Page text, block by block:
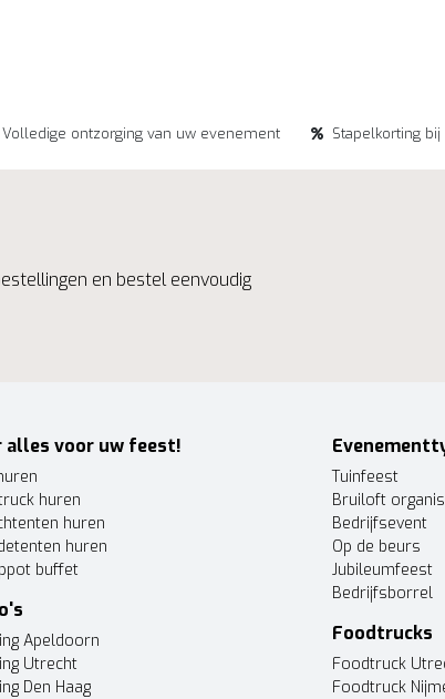
Volledige ontzorging van uw evenement Stapelkorting
en bestel eenvoudig
alles voor uw feest!
huren
huren
huren
buffet
Apeldoorn
Utrecht
Den Haag
Tuinfeest
Bruiloft
Bedrijfsevent
Op de beurs
Jubileumfeest
Bedrijfsborrel
Foodtrucks
Foodtruck
Foodtruck